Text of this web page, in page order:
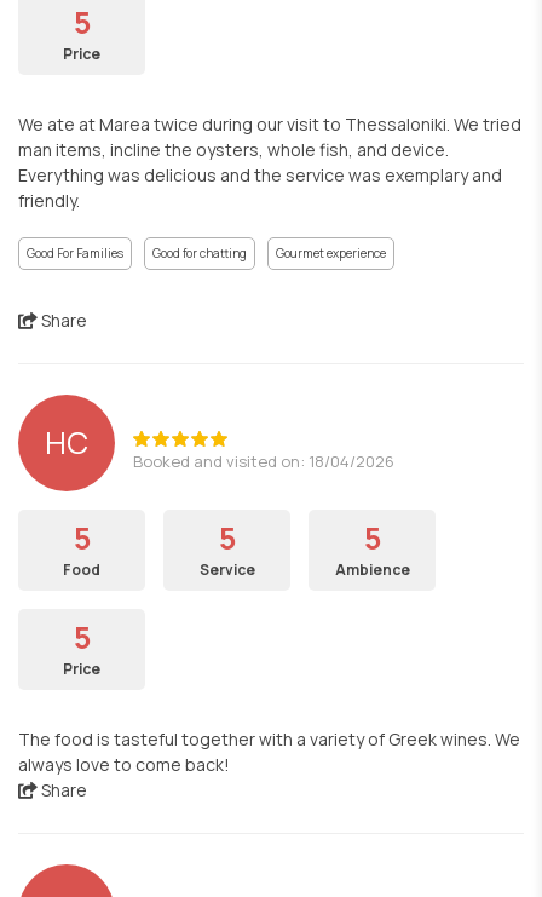
5
Price
We ate at Marea twice during our visit to Thessaloniki. We tried
man items, incline the oysters, whole fish, and device.
Everything was delicious and the service was exemplary and
friendly.
Good For Families Good for chatting Gourmet experience
Share
HC Booked and visited on: 18/04/2026
5
Food
5
Service
5
Ambience
5
Price
The food is tasteful together with a variety of Greek wines. We
always love to come back!
Share